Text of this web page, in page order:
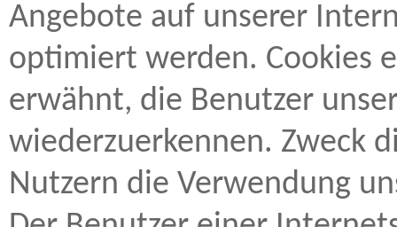
Angebote auf unserer
optimiert werden. Cookies
erwähnt, die Benutzer
wiederzuerkennen. Zweck
Nutzern die Verwendung